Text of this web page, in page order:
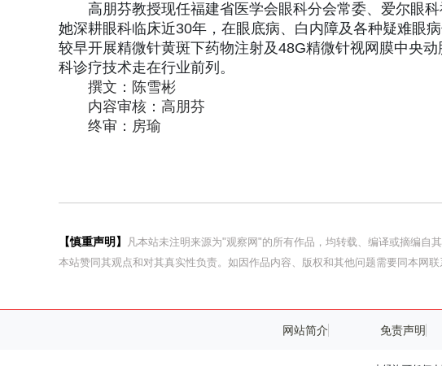
高朋芬教授现任福建省医学会眼科分会常委、爱尔眼
她深耕眼科临床近30年，在眼底病、白内障及各种疑难眼
较早开展精微针黄斑下药物注射及48G精微针视网膜中央
科诊疗技术走在行业前列。
撰文：陈雪彬
内容审核：高朋芬
终审：房瑜
【慎重声明】
凡本站未注明来源为"观察网"的所有作品，均转载、编译或摘编自
本站赞同其观点和对其真实性负责。如因作品内容、版权和其他问题需要同本网
网站简介 免责声明